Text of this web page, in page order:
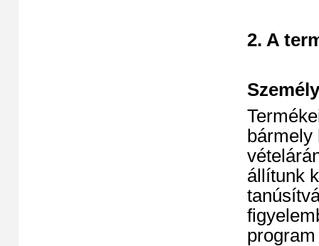
2. A
bármely
állítunk